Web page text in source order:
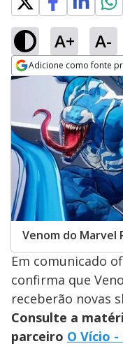
A+ A-
Adicione como fonte
Opens in new
Venom do Marvel
Em comunicado
confirma que
receberão novas
Consulte a
parceiro O Vício -